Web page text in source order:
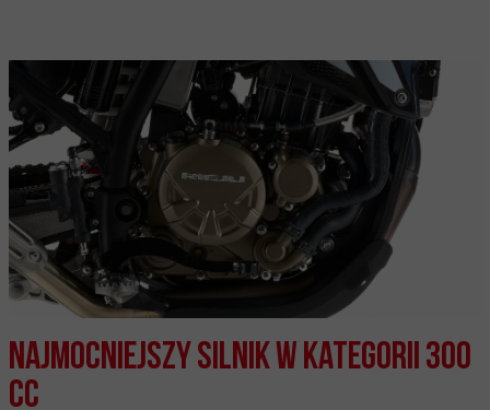
Najmocniejszy silnik w kategorii 300
cc